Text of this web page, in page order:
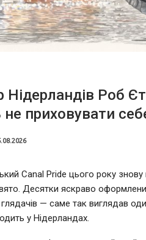
Нідерландів Роб
приховувати
Canal Pride цього року знову
Десятки яскраво
глядачів — саме так виглядав
у Нідерландах.